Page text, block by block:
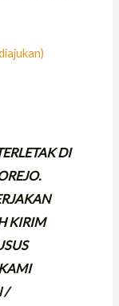
DI
KIRIM
/